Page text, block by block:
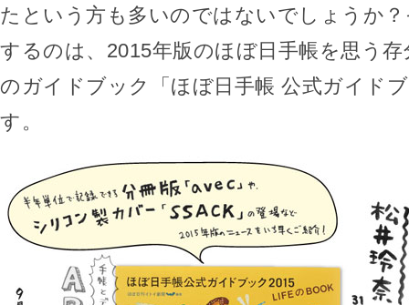
たという方も多いのではないでしょうか
するのは、2015年版のほぼ日手帳を思う
のガイドブック「ほぼ日手帳 公式ガイド
す。